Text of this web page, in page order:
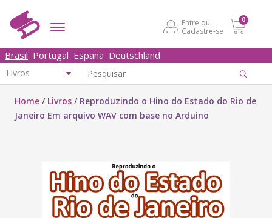
Entre ou
Cadastre-se
0
Brasil Portugal España Deutschland
Home / Livros / Reproduzindo o Hino do Estado do Rio de
Janeiro Em arquivo WAV com base no Arduino